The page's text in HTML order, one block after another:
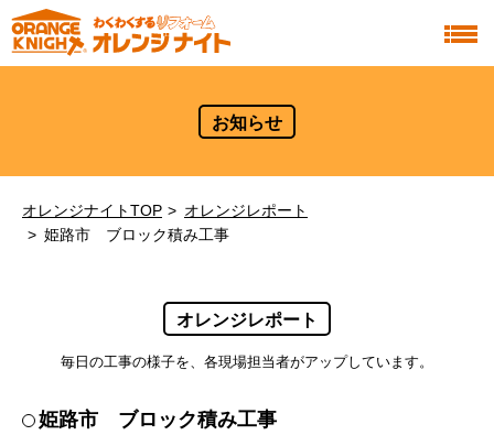
お知らせ
オレンジナイトTOP
オレンジレポート
姫路市 ブロック積み工事
オレンジレポート
毎日の工事の様子を、各現場担当者がアップしています。
姫路市 ブロック積み工事